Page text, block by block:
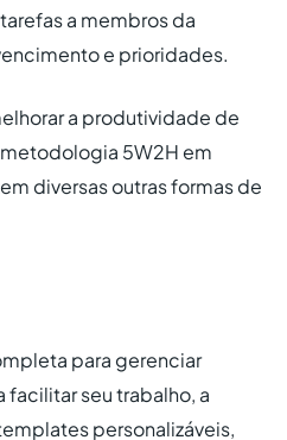
a membros da
e prioridades.
a produtividade de
5W2H em
diversas outras formas de
para gerenciar
facilitar seu trabalho, a
personalizáveis,